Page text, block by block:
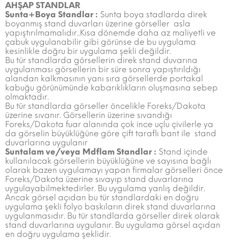
AHŞAP STANDLAR
Sunta+Boya Standlar : Sunta boya stadlarda direk
boyanmış stand duvarları üzerine görseller asla
yapıştırılmamalıdır..Kısa dönemde daha az maliyetli ve
çabuk uygulanabilir gibi görünse de bu uygulama
kesinlikle doğru bir uygulama şekli değildir.
Bu tür standlarda görsellerin direk stand duvarına
uygulanması görsellerin bir süre sonra yapıştırıldığı
alandan kalkmasının yanı sıra görsellerde portakal
kabuğu görünümünde kabarıklıkların oluşmasına sebep
olmaktadır.
Bu tür standlarda görseller öncelikle Foreks/Dakota
üzerine sıvanır. Görsellerin üzerine sıvandığı
Foreks/Dakota fuar alanında çok ince uçlu çivilerle ya
da görselin büyüklüğüne göre çift taraflı bant ile stand
duvarlarına uygulanır
Suntalam ve/veya Mdflam Standlar : Stand içinde
kullanılacak görsellerin büyüklüğüne ve sayısına bağlı
olarak bazen uygulamayı yapan firmalar görselleri önce
Foreks/Dakota üzerine sıvayıp stand duvarlarına
uygulayabilmektedirler. Bu uygulama yanlış değildir.
Ancak görsel açıdan bu tür standlardaki en doğru
uygulama şekli folyo baskıların direk stand duvarlarına
uygulanmasıdır. Bu tür standlarda görseller direk olarak
stand duvarlarına uygulanır. Bu uygulama görsel açıdan
en doğru uygulama şeklidir.